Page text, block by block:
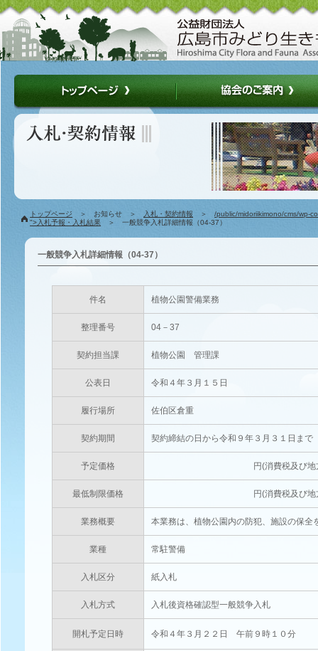
トップページ ＞ お知らせ ＞ 入札・契約情報 ＞ /public/midoriikimono/cms/wp-
">入札予報・入札結果 ＞ 一般競争入札詳細情報（04-37）
一般競争入札詳細情報（04-37）
件名 植物公園警備業務
整理番号 04－37
契約担当課 植物公園 管理課
公表日 令和４年３月１５日
履行場所 佐伯区倉重
契約期間 契約締結の日から令和９年３月３１日まで
予定価格 円(消費税及び地方消費税相
最低制限価格 円(消費税及び地方消費税相
業務概要 本業務は、植物公園内の防犯、施設の保
業種 常駐警備
入札区分 紙入札
入札方式 入札後資格確認型一般競争入札
開札予定日時 令和４年３月２２日 午前９時１０分